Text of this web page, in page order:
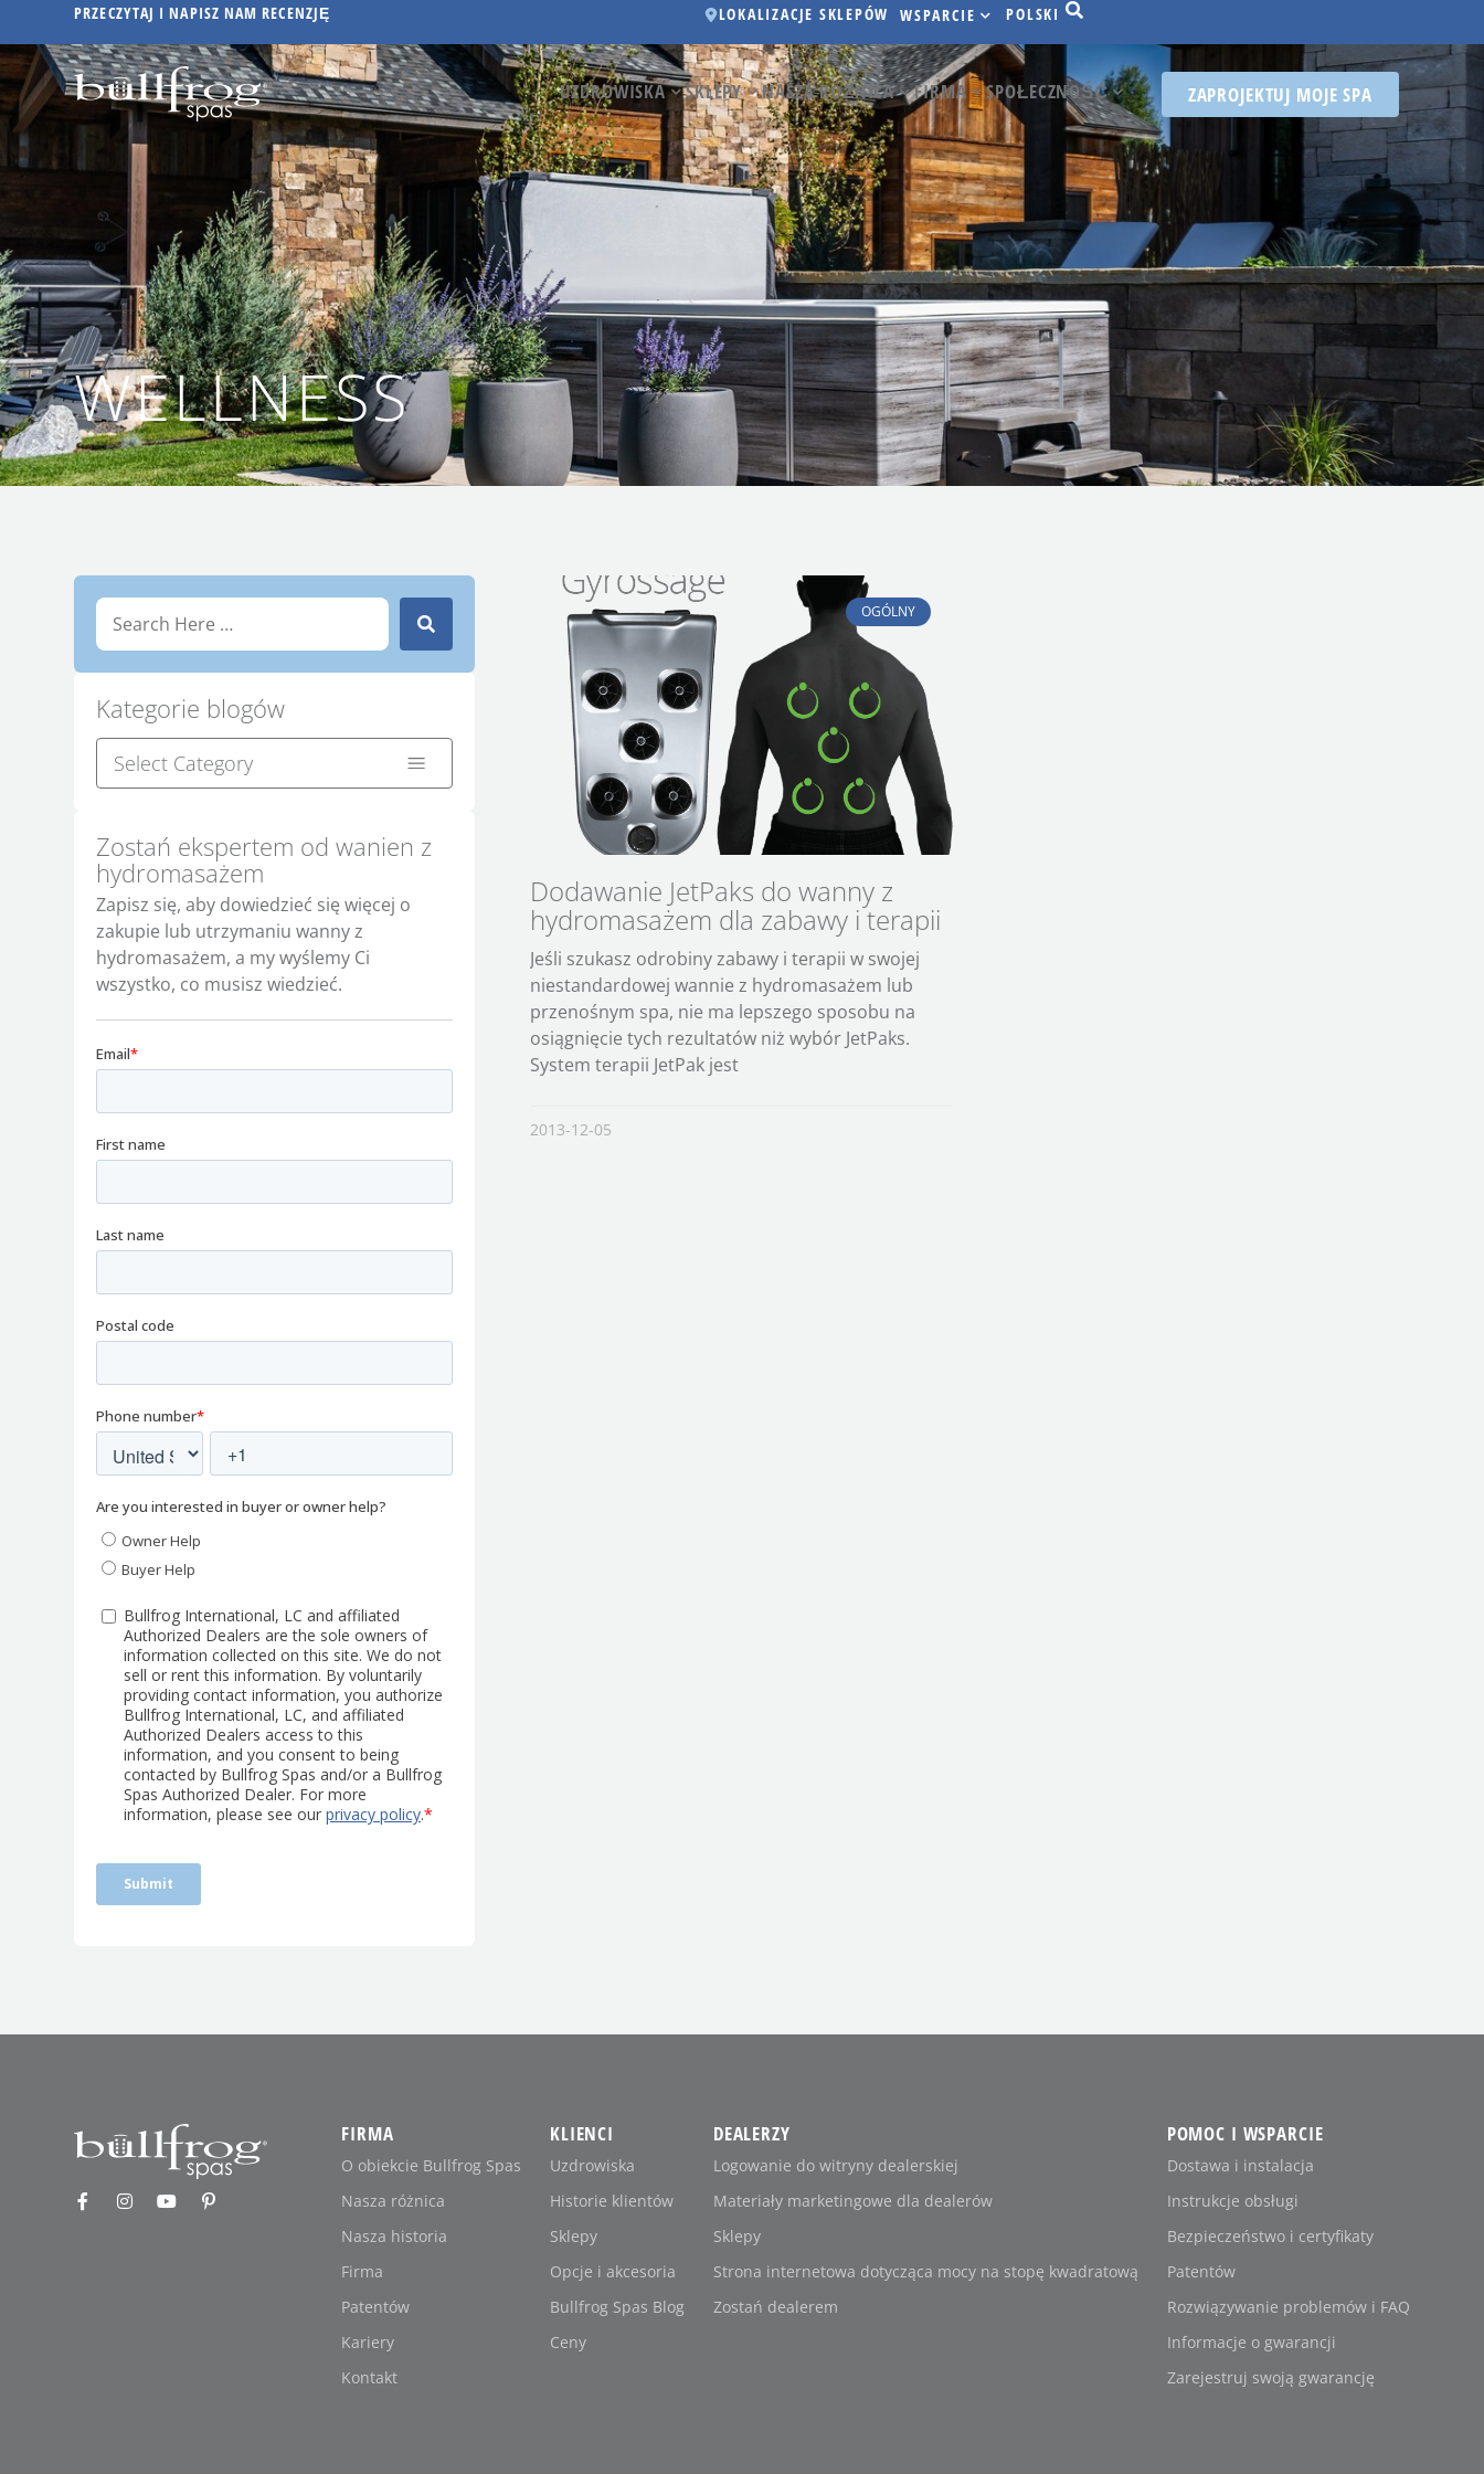
PRZECZYTAJ I NAPISZ NAM RECENZJĘ LOKALIZACJE SKLEPÓW WSPARCIE POLSKI
UZDROWISKA SKLEPY NASZA RÓŻNICA FIRMA SPOŁECZNOŚĆ ZAPROJEKTUJ MOJE SPA
WELLNESS
Kategorie blogów
Zostań ekspertem od wanien z
hydromasażem
Zapisz się, aby dowiedzieć się więcej o
zakupie lub utrzymaniu wanny z
hydromasażem, a my wyślemy Ci
wszystko, co musisz wiedzieć.
OGÓLNY
Dodawanie JetPaks do wanny z
hydromasażem dla zabawy i terapii
Jeśli szukasz odrobiny zabawy i terapii w swojej
niestandardowej wannie z hydromasażem lub
przenośnym spa, nie ma lepszego sposobu na
osiągnięcie tych rezultatów niż wybór JetPaks.
System terapii JetPak jest
2013-12-05
FIRMA
O obiekcie Bullfrog Spas
Nasza różnica
Nasza historia
Firma
Patentów
Kariery
Kontakt
KLIENCI
Uzdrowiska
Historie klientów
Sklepy
Opcje i akcesoria
Bullfrog Spas Blog
Ceny
DEALERZY
Logowanie do witryny dealerskiej
Materiały marketingowe dla dealerów
Sklepy
Strona internetowa dotycząca mocy na stopę kwadratową
Zostań dealerem
POMOC I WSPARCIE
Dostawa i instalacja
Instrukcje obsługi
Bezpieczeństwo i certyfikaty
Patentów
Rozwiązywanie problemów i FAQ
Informacje o gwarancji
Zarejestruj swoją gwarancję